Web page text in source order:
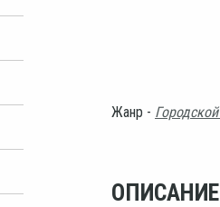
Жанр -